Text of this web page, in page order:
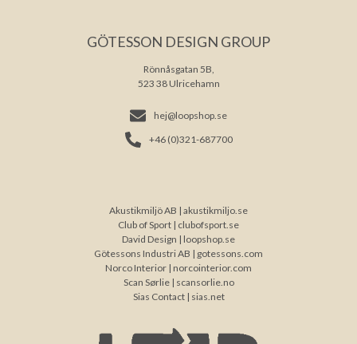
GÖTESSON DESIGN GROUP
Rönnåsgatan 5B,
523 38 Ulricehamn
hej@loopshop.se
+46 (0)321-687700
Akustikmiljö AB | akustikmiljo.se
Club of Sport | clubofsport.se
David Design | loopshop.se
Götessons Industri AB | gotessons.com
Norco Interior | norcointerior.com
Scan Sørlie | scansorlie.no
Sias Contact | sias.net